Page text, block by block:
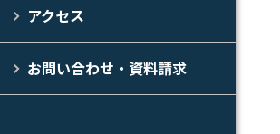
アクセス
お問い合わせ・資料請求